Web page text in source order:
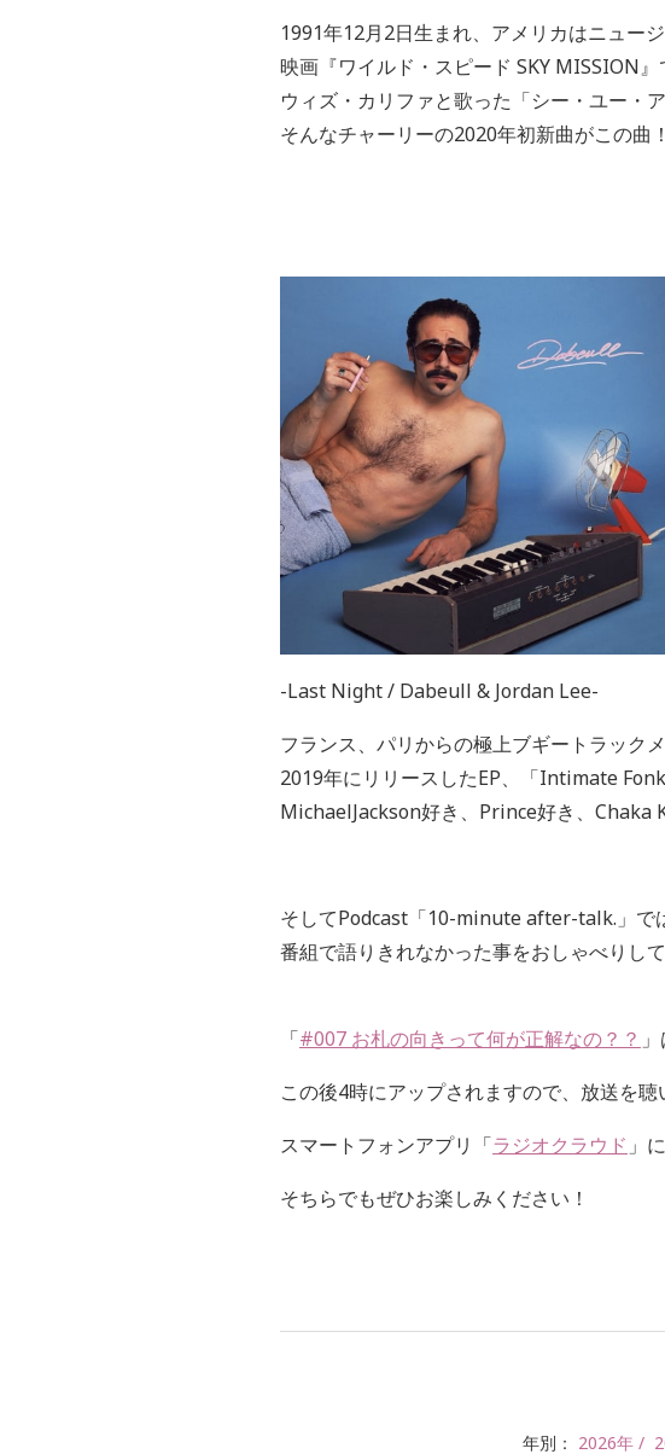
1991年12月2日生まれ、アメリカはニュー
映画『ワイルド・スピード SKY MISSION』
ウィズ・カリファと歌った「シー・ユー・
そんなチャーリーの2020年初新曲がこの曲！
-Last Night / Dabeull & Jordan Lee-
フランス、パリからの極上ブギートラック
2019年にリリースしたEP、「Intimate Fonk
MichaelJackson好き、Prince好き、
そしてPodcast「10-minute after-talk. 」で
番組で語りきれなかった事をおしゃべりし
「#007 お札の向きって何が正解なの？？
この後4時にアップされますので、放送を
スマートフォンアプリ「ラジオクラウド 」
そちらでもぜひお楽しみください！
年別： 2026年